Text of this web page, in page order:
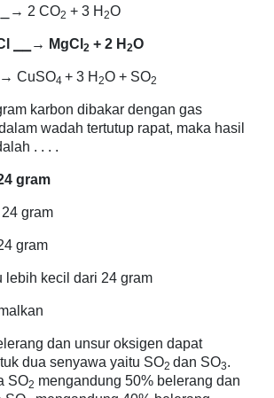
→ 2 CO2 + 3 H 2O
→ MgCl 2 + 2 H 2O
→ CuSO4 + 3 H 2O + SO2
karbon dibakar dengan gas
wadah tertutup rapat, maka hasil
. . . .
gram
gram
gram
lebih kecil dari 24 gram
dan unsur oksigen dapat
dua senyawa yaitu SO2dan SO3.
SO2 mengandung 50% belerang dan